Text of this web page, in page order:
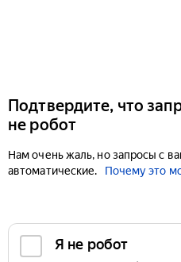
Подтвердите, что
не робот
Нам очень жаль, но запросы с
автоматические.
Почему это